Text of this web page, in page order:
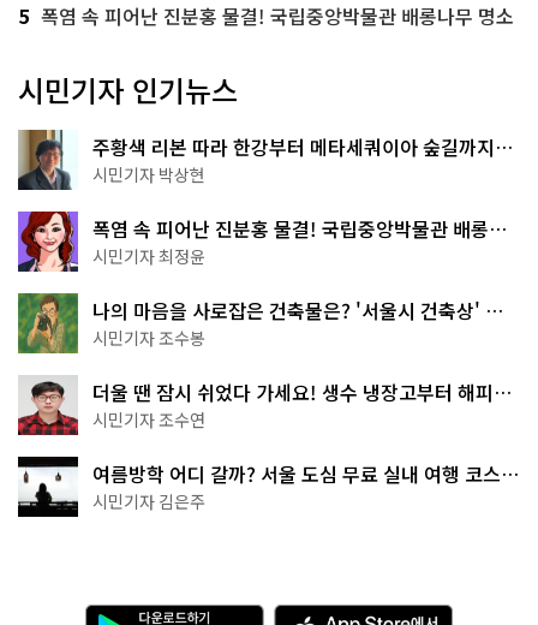
5 폭염 속 피어난 진분홍 물결! 국립중앙박물관 배롱나무 명소
시민기자 인기뉴스
주황색 리본 따라 한강부터 메타세쿼이아 숲길까지…
서울둘레길 15코스
시민기자 박상현
폭염 속 피어난 진분홍 물결! 국립중앙박물관 배롱나
무 명소
시민기자 최정윤
나의 마음을 사로잡은 건축물은? '서울시 건축상' 수
상작 공개!
시민기자 조수봉
더울 땐 잠시 쉬었다 가세요! 생수 냉장고부터 해피소
·무더위쉼터까지
시민기자 조수연
여름방학 어디 갈까? 서울 도심 무료 실내 여행 코스
추천
시민기자 김은주
다 A